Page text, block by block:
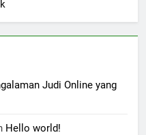
Judi Online yang
Hello world!